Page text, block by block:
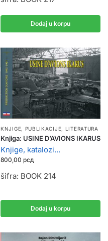
Dodaj u korpu
KNJIGE, PUBLIKACIJE, LITERATURA
Knjiga: USINE D’AVIONS IKARUS
Knjige, katalozi...
800,00 рсд
šifra: BOOK 214
Dodaj u korpu